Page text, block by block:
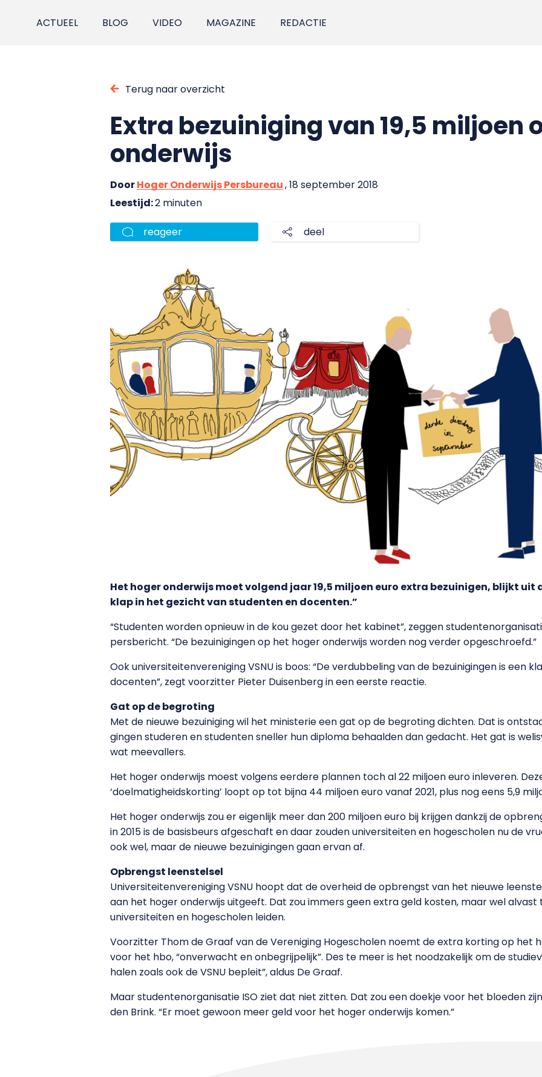
ACTUEEL BLOG VIDEO MAGAZINE REDACTIE
Terug naar overzicht
Extra bezuiniging van 19,5 miljoen
onderwijs
DoorHoger Onderwijs Persbureau, 18 september 2018
Leestijd:2 minuten
reageer deel
Het hoger onderwijs moet volgend jaar 19,5 miljoen euro extra bezuinigen, blijkt uit
klap in het gezicht van studenten en docenten.”
“Studenten worden opnieuw in de kou gezet door het kabinet”, zeggen
persbericht. “De bezuinigingen op het hoger onderwijs worden nog verder opgeschroefd.”
Ook universiteitenvereniging VSNU is boos: “De verdubbeling van de bezuinigingen is een
docenten”, zegt voorzitter Pieter Duisenberg in een eerste reactie.
Gat op de begroting
Met de nieuwe bezuiniging wil het ministerie een gat op de begroting dichten. Dat is
gingen studeren en studenten sneller hun diploma behaalden dan gedacht. Het gat is
wat meevallers.
Het hoger onderwijs moest volgens eerdere plannen toch al 22 miljoen euro inleveren.
‘doelmatigheidskorting’ loopt op tot bijna 44 miljoen euro vanaf 2021, plus nog eens 5,9
Het hoger onderwijs zou er eigenlijk meer dan 200 miljoen euro bij krijgen dankzij de
in 2015 is de basisbeurs afgeschaft en daar zouden universiteiten en hogescholen nu de
ook wel, maar de nieuwe bezuinigingen gaan ervan af.
Opbrengst leenstelsel
Universiteitenvereniging VSNU hoopt dat de overheid de opbrengst van het nieuwe
aan het hoger onderwijs uitgeeft. Dat zou immers geen extra geld kosten, maar wel
universiteiten en hogescholen leiden.
Voorzitter Thom de Graaf van de Vereniging Hogescholen noemt de extra korting op het
voor het hbo, “onverwacht en onbegrijpelijk”. Des te meer is het noodzakelijk om de
halen zoals ook de VSNU bepleit”, aldus De Graaf.
Maar studentenorganisatie ISO ziet dat niet zitten. Dat zou een doekje voor het bloeden
den Brink. “Er moet gewoon meer geld voor het hoger onderwijs komen.”